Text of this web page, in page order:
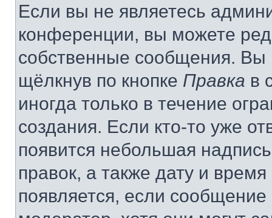
Если вы не являетесь
конференции, вы можете
собственные сообщения. Вы
щёлкнув по кнопке Правка в
иногда только в течение
создания. Если кто-то уже
появится небольшая
правок, а также дату и
появляется, если